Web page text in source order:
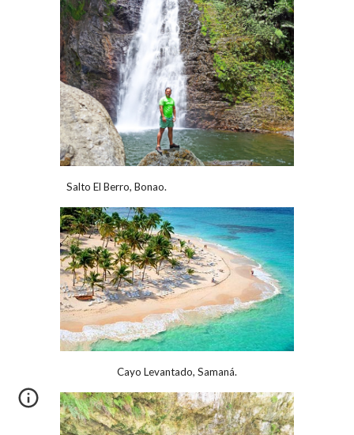
Salto El Berro, Bonao.
Cayo Levantado, Samaná.